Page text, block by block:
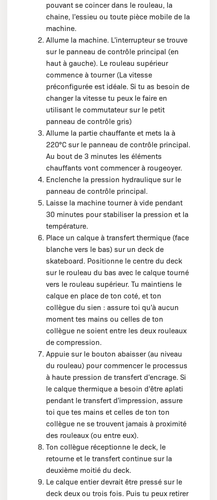
pouvant se coincer dans le rouleau, la
chaine, l'essieu ou toute pièce mobile de la
machine.
Allume la machine. L'interrupteur se trouve
sur le panneau de contrôle principal (en
haut à gauche). Le rouleau supérieur
commence à tourner (La vitesse
préconfigurée est idéale. Si tu as besoin de
changer la vitesse tu peux le faire en
utilisant le commutateur sur le petit
panneau de contrôle gris)
Allume la partie chauffante et mets la à
220°C sur le panneau de contrôle principal.
Au bout de 3 minutes les éléments
chauffants vont commencer à rougeoyer.
Enclenche la pression hydraulique sur le
panneau de contrôle principal.
Laisse la machine tourner à vide pendant
30 minutes pour stabiliser la pression et la
température.
Place un calque à transfert thermique (face
blanche vers le bas) sur un deck de
skateboard. Positionne le centre du deck
sur le rouleau du bas avec le calque tourné
vers le rouleau supérieur. Tu maintiens le
calque en place de ton coté, et ton
collègue du sien : assure toi qu'à aucun
moment tes mains ou celles de ton
collègue ne soient entre les deux rouleaux
de compression.
Appuie sur le bouton abaisser (au niveau
du rouleau) pour commencer le processus
à haute pression de transfert d'encrage. Si
le calque thermique a besoin d'être aplati
pendant le transfert d'impression, assure
toi que tes mains et celles de ton ton
collègue ne se trouvent jamais à proximité
des rouleaux (ou entre eux).
Ton collègue réceptionne le deck, le
retourne et le transfert continue sur la
deuxième moitié du deck.
Le calque entier devrait être pressé sur le
deck deux ou trois fois. Puis tu peux retirer